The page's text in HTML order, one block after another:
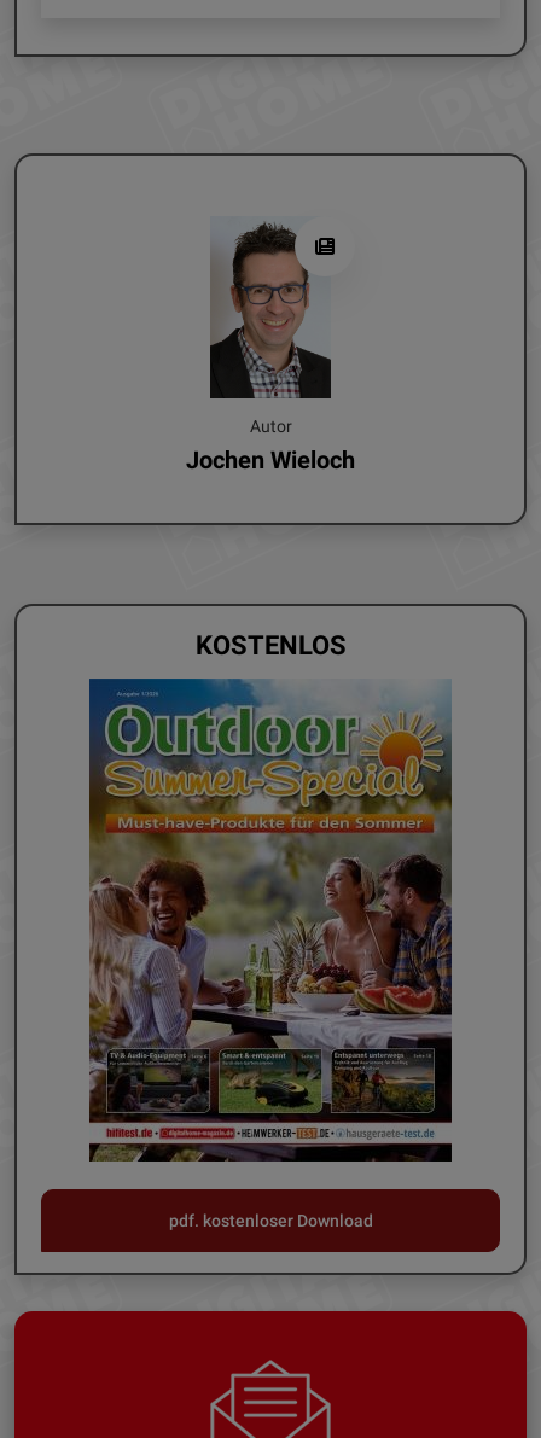
Autor
Jochen Wieloch
KOSTENLOS
pdf. kostenloser Download